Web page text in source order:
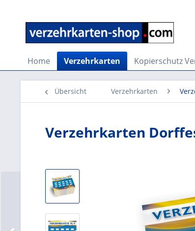
Home Verzehrkarten Kopierschutz
Übersicht Verzehrkarten
Verzehrkarten